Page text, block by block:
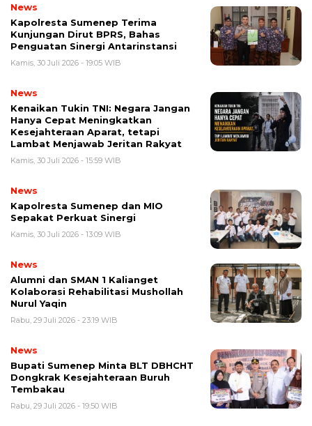
News
Kapolresta Sumenep Terima
Kunjungan Dirut BPRS, Bahas
Penguatan Sinergi Antarinstansi
Kamis, 30 Juli 2026 - 19:05 WIB
News
Kenaikan Tukin TNI: Negara Jangan
Hanya Cepat Meningkatkan
Kesejahteraan Aparat, tetapi
Lambat Menjawab Jeritan Rakyat
Kamis, 30 Juli 2026 - 15:59 WIB
News
Kapolresta Sumenep dan MIO
Sepakat Perkuat Sinergi
Kamis, 30 Juli 2026 - 13:09 WIB
News
Alumni dan SMAN 1 Kalianget
Kolaborasi Rehabilitasi Mushollah
Nurul Yaqin
Rabu, 29 Juli 2026 - 23:19 WIB
News
Bupati Sumenep Minta BLT DBHCHT
Dongkrak Kesejahteraan Buruh
Tembakau
Rabu, 29 Juli 2026 - 19:50 WIB